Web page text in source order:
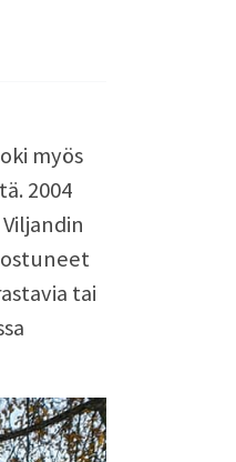
myös
2004
tai